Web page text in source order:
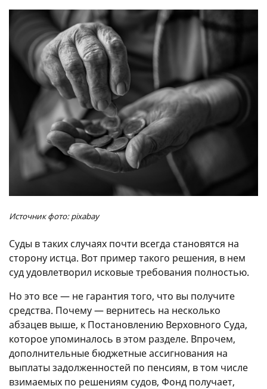
Источник фото: pixabay
Суды в таких случаях почти всегда становятся на
сторону истца. Вот пример такого решения, в нем
суд удовлетворил исковые требования полностью.
Но это все — не гарантия того, что вы получите
средства. Почему — вернитесь на несколько
абзацев выше, к Постановлению Верховного Суда,
которое упоминалось в этом разделе. Впрочем,
дополнительные бюджетные ассигнования на
выплаты задолженностей по пенсиям, в том числе
взимаемых по решениям судов, Фонд получает,